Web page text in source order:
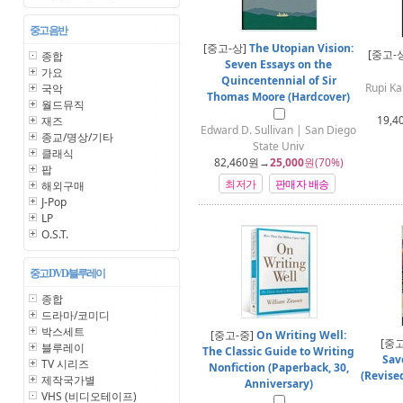
중고 음반
종합
가요
국악
월드뮤직
재즈
종교/명상/기타
클래식
팝
해외구매
J-Pop
LP
O.S.T.
중고 DVD/블루레이
종합
드라마/코미디
박스세트
블루레이
TV 시리즈
제작국가별
VHS (비디오테이프)
[중고-상]The Utopian Vision:
Seven Essays on the
Quincentennial of Sir
Thomas Moore (Hardcover)
Edward D. Sullivan | San Diego
State Univ
82,460원→25,000원(70%)
최저가
판매자 배송
[중고-
Rupi
[중고-중]On Writing Well:
The Classic Guide to Writing
Nonfiction (Paperback, 30,
Anniversary)
[중